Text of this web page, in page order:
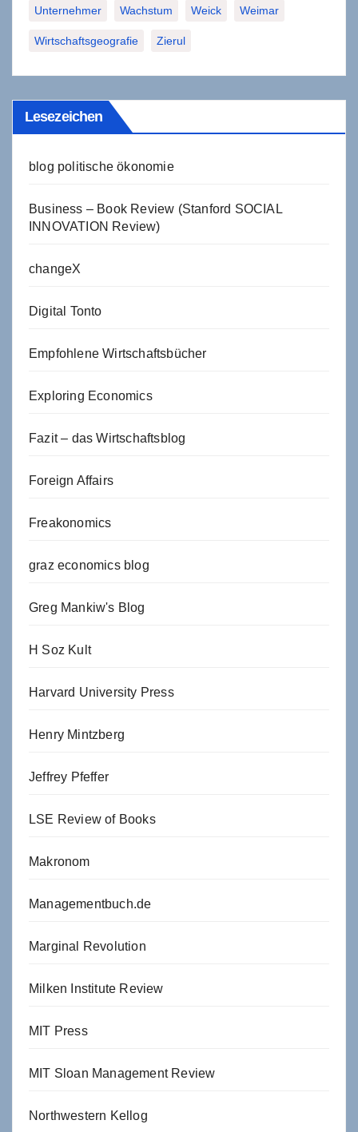
Unternehmer Wachstum Weick Weimar
Wirtschaftsgeografie Zierul
Lesezeichen
blog politische ökonomie
Business – Book Review (Stanford SOCIAL
INNOVATION Review)
changeX
Digital Tonto
Empfohlene Wirtschaftsbücher
Exploring Economics
Fazit – das Wirtschaftsblog
Foreign Affairs
Freakonomics
graz economics blog
Greg Mankiw's Blog
H Soz Kult
Harvard University Press
Henry Mintzberg
Jeffrey Pfeffer
LSE Review of Books
Makronom
Managementbuch.de
Marginal Revolution
Milken Institute Review
MIT Press
MIT Sloan Management Review
Northwestern Kellog